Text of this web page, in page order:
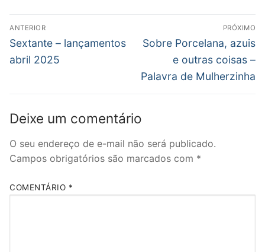
Navegação
de
Post
ANTERIOR
Post
anterior:
Sextante – lançamentos
abril 2025
PRÓXIMO
Próximo
Sobre Porcelana, azuis
e outras coisas –
Palavra de Mulherzinha
Deixe um comentário
O seu endereço de e-mail não será publicado.
Campos obrigatórios são marcados com *
COMENTÁRIO *